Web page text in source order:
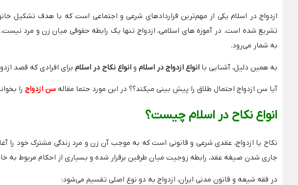
ازدواج در اسلام یکی از مهم‌ترین قراردادهای شرعی و اجتماعی است که با هدف تشکیل
تشریع شده است. در آموزه‌ های اسلامی، ازدواج تنها یک رابطه حقوقی میان زن و مرد
به شمار می‌رود.
به همین دلیل، آشنایی با انواع ازدواج در اسلام و انواع نکاح در اسلام برای افرادی که قصد
آیا سن ازدواج احتمال طلاق را پیش بینی میکند؟؟ در این مورد حتما مقاله سن ازدواج را
انواع نکاح در اسلام چیست؟
نکاح یا ازدواج، عقدی شرعی و قانونی است که به موجب آن زن و مرد زندگی مشترک خود
جاری شدن صیغه عقد، رابطه زوجیت میان طرفین برقرار شده و بسیاری از احکام مربوط به
در فقه شیعه و قانون مدنی ایران، ازدواج به دو نوع اصلی تقسیم می‌شود: